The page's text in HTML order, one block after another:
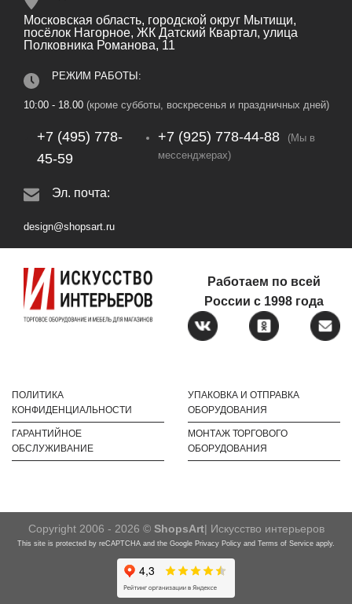
Московская область, городской округ Мытищи,
посёлок Нагорное, ЖК Датский Квартал, улица
Полковника Романова, 11
РЕЖИМ РАБОТЫ:
10:00 - 18.00 (кроме субботы, воскресенья и праздничных дней)
+7 (495) 778-
45-59
+7 (925) 778‑44‑88
(Мы в
мессенджерах)
Эл. почта:
design@shopsart.ru
Работаем по всей
России с 1998 года
ПОЛИТИКА
КОНФИДЕНЦИАЛЬНОСТИ
ГАРАНТИЙНОЕ
ОБСЛУЖИВАНИЕ
УПАКОВКА И ОТПРАВКА
ОБОРУДОВАНИЯ
МОНТАЖ ТОРГОВОГО
ОБОРУДОВАНИЯ
Copyright 2006 - 2026 © ShopsArt| Искусство интерьеров
This site is protected by reCAPTCHA and the Google Privacy Policy and Terms of Service apply.